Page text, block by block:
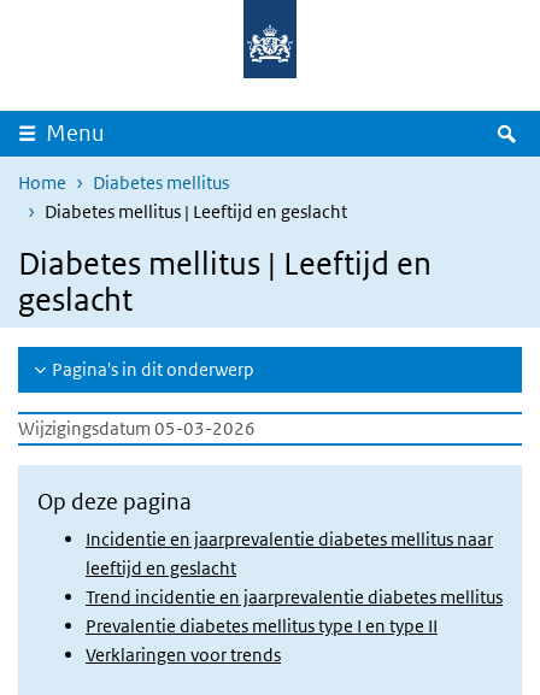
Overslaan en naar de inhoud gaan
Menu
Home
Diabetes mellitus
Diabetes mellitus | Leeftijd en geslacht
Diabetes mellitus | Leeftijd en
geslacht
Pagina's in dit onderwerp
Wijzigingsdatum 05-03-2026
Op deze pagina
Incidentie en jaarprevalentie diabetes mellitus naar
leeftijd en geslacht
Trend incidentie en jaarprevalentie diabetes mellitus
Prevalentie diabetes mellitus type I en type II
Verklaringen voor trends